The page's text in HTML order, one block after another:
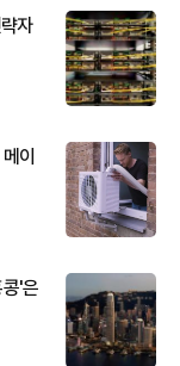
자
이
'은